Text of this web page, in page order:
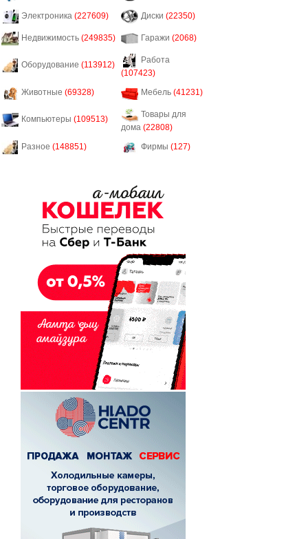
Электроника (227609) Диски (22350)
Недвижимость (249835) Гаражи (2068)
Оборудование (113912)
Работа
(107423)
Животные (69328) Мебель (41231)
Компьютеры (109513)
Товары для
дома (22808)
Разное (148851) Фирмы (127)